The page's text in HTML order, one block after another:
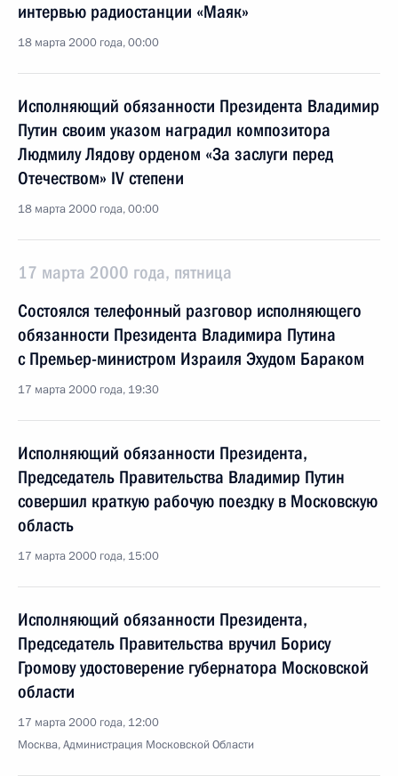
интервью радиостанции «Маяк»
18 марта 2000 года, 00:00
Исполняющий обязанности Президента Владимир
Путин своим указом наградил композитора
Людмилу Лядову орденом «За заслуги перед
Отечеством» IV степени
18 марта 2000 года, 00:00
17 марта 2000 года, пятница
Состоялся телефонный разговор исполняющего
обязанности Президента Владимира Путина
с Премьер-министром Израиля Эхудом Бараком
17 марта 2000 года, 19:30
Исполняющий обязанности Президента,
Председатель Правительства Владимир Путин
совершил краткую рабочую поездку в Московскую
область
17 марта 2000 года, 15:00
Исполняющий обязанности Президента,
Председатель Правительства вручил Борису
Громову удостоверение губернатора Московской
области
17 марта 2000 года, 12:00
Москва, Администрация Московской Области